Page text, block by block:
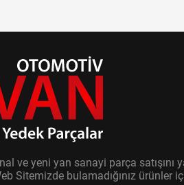
ve yeni yan sanayi parça satışını
Sitemizde bulamadığınız ürünler